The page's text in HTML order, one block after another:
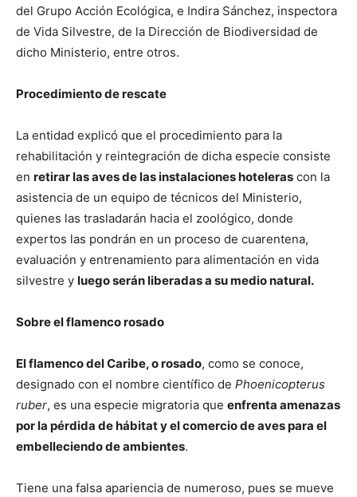
del Grupo Acción Ecológica, e Indira Sánchez, inspectora
de Vida Silvestre, de la Dirección de Biodiversidad de
dicho Ministerio, entre otros.
Procedimiento de rescate
La entidad explicó que el procedimiento para la
rehabilitación y reintegración de dicha especie consiste
en retirar las aves de las instalaciones hoteleras con la
asistencia de un equipo de técnicos del Ministerio,
quienes las trasladarán hacia el zoológico, donde
expertos las pondrán en un proceso de cuarentena,
evaluación y entrenamiento para alimentación en vida
silvestre y luego serán liberadas a su medio natural.
Sobre el flamenco rosado
El flamenco del Caribe, o rosado, como se conoce,
designado con el nombre científico de Phoenicopterus
ruber, es una especie migratoria que enfrenta amenazas
por la pérdida de hábitat y el comercio de aves para el
embelleciendo de ambientes.
Tiene una falsa apariencia de numeroso, pues se mueve